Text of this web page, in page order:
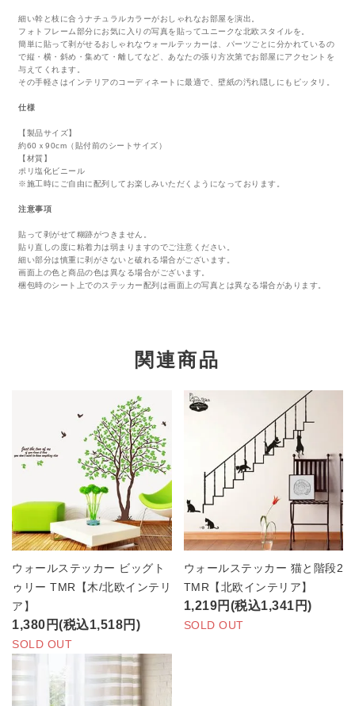
細い幹と枝に合うナチュラルカラーがおしゃれなお部屋を演出。
フォトフレーム部分にお気に入りの写真を貼ってユニークな北欧スタイルを。
簡単に貼って剥がせるおしゃれなウォールテッカーは、パーツごとに分かれているの
で縦・横・斜め・集めて・離してなど、あなたの張り方次第でお部屋にアクセントを
与えてくれます。
その手軽さはインテリアのコーディネートに最適で、壁紙の汚れ隠しにもピッタリ。
仕様
【製品サイズ】
約60ｘ90cm（貼付前のシートサイズ）
【材質】
ポリ塩化ビニール
※施工時にご自由に配列してお楽しみいただくようになっております。
注意事項
貼って剥がせて糊跡がつきません。
貼り直しの度に粘着力は弱まりますのでご注意ください。
細い部分は慎重に剥がさないと破れる場合がございます。
画面上の色と商品の色は異なる場合がございます。
梱包時のシート上でのステッカー配列は画面上の写真とは異なる場合があります。
関連商品
ウォールステッカー ビッグト
ゥリー TMR【木/北欧インテリ
ア】
1,380円(税込1,518円)
SOLD OUT
ウォールステッカー 猫と階段2
TMR【北欧インテリア】
1,219円(税込1,341円)
SOLD OUT